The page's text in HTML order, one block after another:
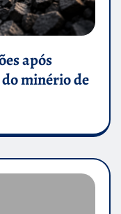
após
minério de